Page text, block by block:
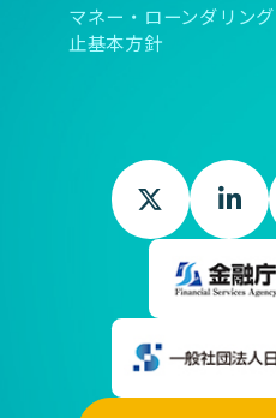
マネー・ローンダリン
止基本方針